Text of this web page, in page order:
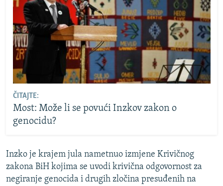
ČITAJTE:
Most: Može li se povući Inzkov zakon o
genocidu?
Inzko je krajem jula nametnuo izmjene Krivičnog
zakona BiH kojima se uvodi krivična odgovornost za
negiranje genocida i drugih zločina presuđenih na